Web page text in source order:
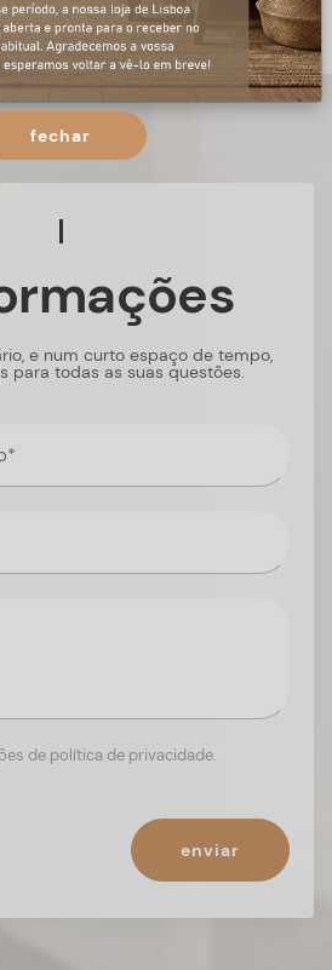
e num curto espaço de tempo,
para todas as suas questões.
de política de privacidade.
enviar
fechar